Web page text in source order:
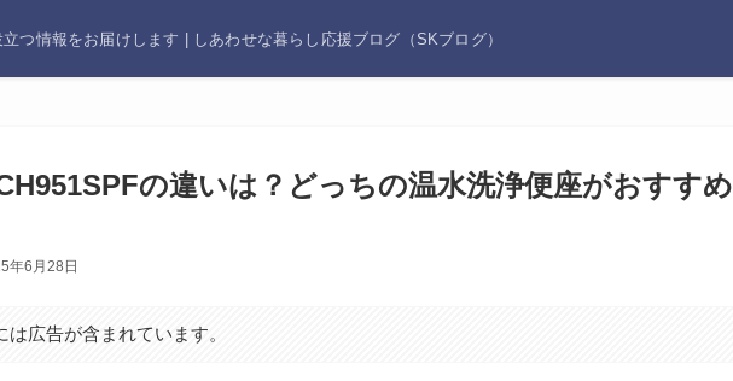
つ情報をお届けします | しあわせな暮らし応援ブログ（SKブログ）
の違いは？どっちの温水洗浄便座がおすすめ
年6月28日
広告が含まれています。